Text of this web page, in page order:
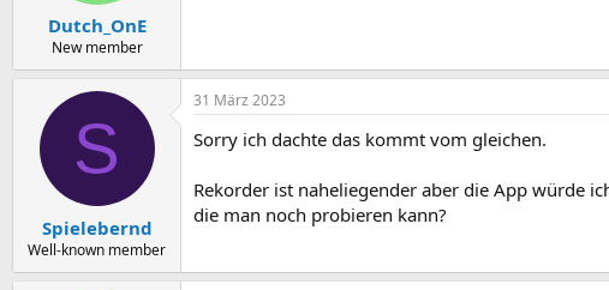
Dutch_OnE
New member
S
Spielebernd
Well-known member
31 März 2023
Sorry ich dachte das kommt vom gleichen.
Rekorder ist naheliegender aber die App würde
die man noch probieren kann?